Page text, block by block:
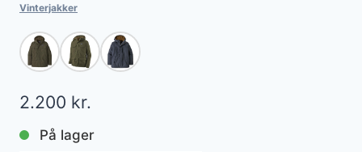
Vinterjakker
2.200 kr.
På lager